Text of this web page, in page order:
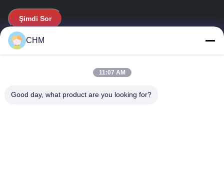
Şimdi Sor
Hızlı Bağlantılar
Bizim Hakkımızda
CHM
11:07 AM
Good day, what product are you looking for?